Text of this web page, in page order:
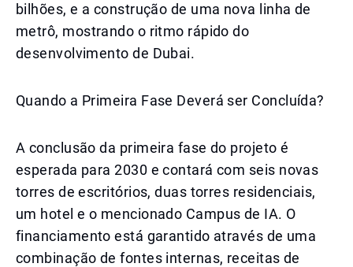
bilhões, e a construção de uma nova linha de
metrô, mostrando o ritmo rápido do
desenvolvimento de Dubai.
Quando a Primeira Fase Deverá ser Concluída?
A conclusão da primeira fase do projeto é
esperada para 2030 e contará com seis novas
torres de escritórios, duas torres residenciais,
um hotel e o mencionado Campus de IA. O
financiamento está garantido através de uma
combinação de fontes internas, receitas de